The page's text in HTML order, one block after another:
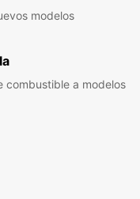
modelos
combustible a modelos